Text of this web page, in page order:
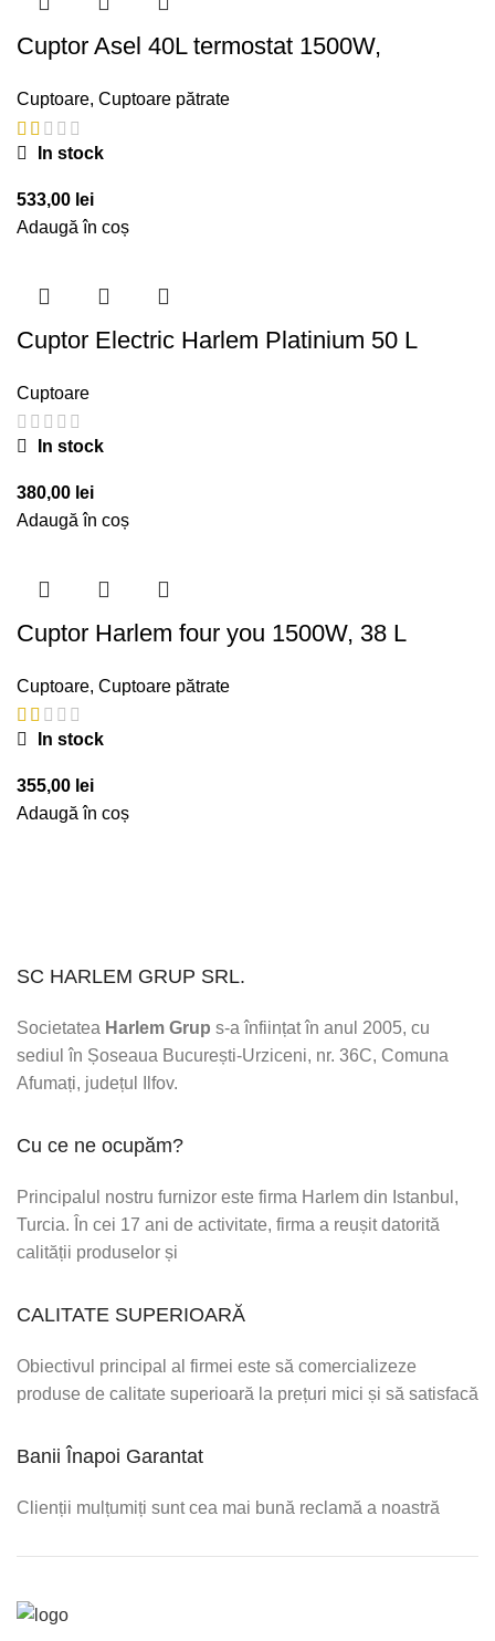
Cuptor Asel 40L termostat 1500W,
Cuptoare, Cuptoare pătrate
In stock
533,00 lei
Adaugă în coș
Cuptor Electric Harlem Platinium 50 L
Cuptoare
In stock
380,00 lei
Adaugă în coș
Cuptor Harlem four you 1500W, 38 L
Cuptoare, Cuptoare pătrate
In stock
355,00 lei
Adaugă în coș
SC HARLEM GRUP SRL.
Societatea Harlem Grup s-a înființat în anul 2005, cu
sediul în Șoseaua București-Urziceni, nr. 36C, Comuna
Afumați, județul Ilfov.
Cu ce ne ocupăm?
Principalul nostru furnizor este firma Harlem din Istanbul,
Turcia. În cei 17 ani de activitate, firma a reușit datorită
calității produselor și
CALITATE SUPERIOARĂ
Obiectivul principal al firmei este să comercializeze
produse de calitate superioară la prețuri mici și să satisfacă
Banii Înapoi Garantat
Clienții mulțumiți sunt cea mai bună reclamă a noastră